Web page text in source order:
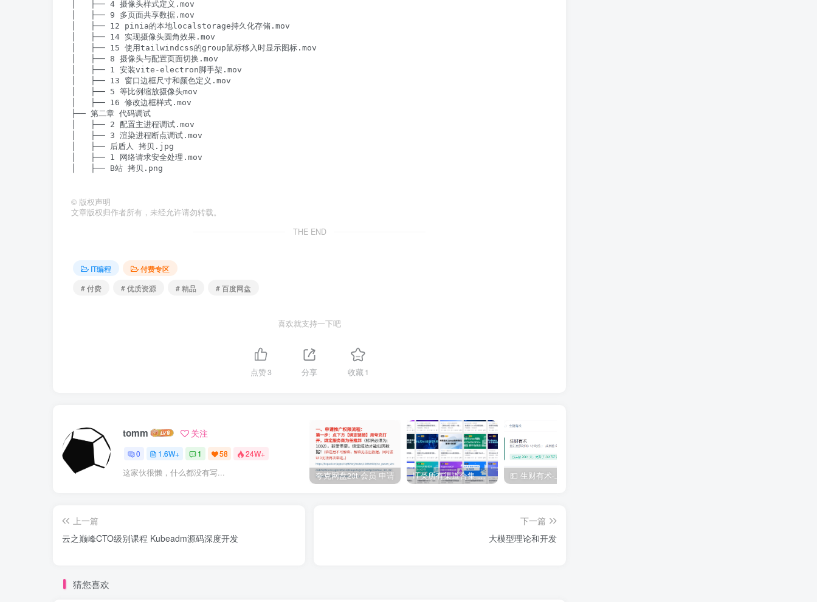
│   ├── 4 摄像头样式定义.mov
│   ├── 9 多页面共享数据.mov
│   ├── 12 pinia的本地localstorage持久化存储.mov
│   ├── 14 实现摄像头圆角效果.mov
│   ├── 15 使用tailwindcss的group鼠标移入时显示图标.mov
│   ├── 8 摄像头与配置页面切换.mov
│   ├── 1 安装vite-electron脚手架.mov
│   ├── 13 窗口边框尺寸和颜色定义.mov
│   ├── 5 等比例缩放摄像头mov
│   ├── 16 修改边框样式.mov
├── 第二章 代码调试
│   ├── 2 配置主进程调试.mov
│   ├── 3 渲染进程断点调试.mov
│   ├── 后盾人 拷贝.jpg
│   ├── 1 网络请求安全处理.mov
│   ├── B站 拷贝.png
© 版权声明
文章版权归作者所有，未经允许请勿转载。
THE END
IT编程
付费专区
# 付费
# 优质资源 # 精品 # 百度网盘
喜欢就支持一下吧
点赞3 分享 收藏1
tomm 关注
0 1.6W+ 1 58 24W+
这家伙很懒，什么都没有写... 夸克网盘20t 会员 申请 IT类所有渠道合集 持续日更，目前近四千多条资源 年费用户微信私信获取权限
上一篇
云之巅峰CTO级别课程 Kubeadm源码深度开发
下一篇
大模型理论和开发
猜您喜欢